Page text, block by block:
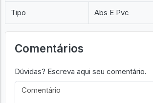
Tipo Abs E Pvc
Comentários
Dúvidas? Escreva aqui seu comentário.